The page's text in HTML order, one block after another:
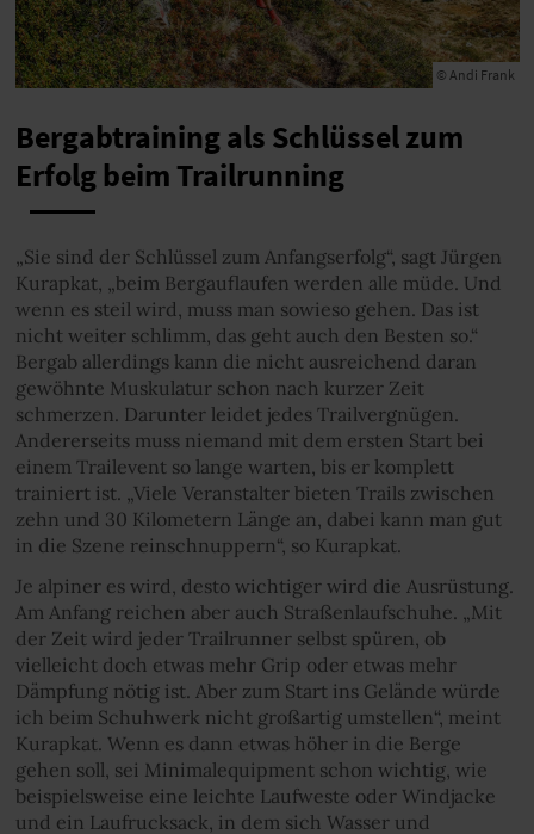
© Andi Frank
Bergabtraining als Schlüssel zum
Erfolg beim Trailrunning
„Sie sind der Schlüssel zum Anfangserfolg“, sagt Jürgen
Kurapkat, „beim Bergauflaufen werden alle müde. Und
wenn es steil wird, muss man sowieso gehen. Das ist
nicht weiter schlimm, das geht auch den Besten so.“
Bergab allerdings kann die nicht ausreichend daran
gewöhnte Muskulatur schon nach kurzer Zeit
schmerzen. Darunter leidet jedes Trailvergnügen.
Andererseits muss niemand mit dem ersten Start bei
einem Trailevent so lange warten, bis er komplett
trainiert ist. „Viele Veranstalter bieten Trails zwischen
zehn und 30 Kilometern Länge an, dabei kann man gut
in die Szene reinschnuppern“, so Kurapkat.
Je alpiner es wird, desto wichtiger wird die Ausrüstung.
Am Anfang reichen aber auch Straßenlaufschuhe. „Mit
der Zeit wird jeder Trailrunner selbst spüren, ob
vielleicht doch etwas mehr Grip oder etwas mehr
Dämpfung nötig ist. Aber zum Start ins Gelände würde
ich beim Schuhwerk nicht großartig umstellen“, meint
Kurapkat. Wenn es dann etwas höher in die Berge
gehen soll, sei Minimalequipment schon wichtig, wie
beispielsweise eine leichte Laufweste oder Windjacke
und ein Laufrucksack, in dem sich Wasser und